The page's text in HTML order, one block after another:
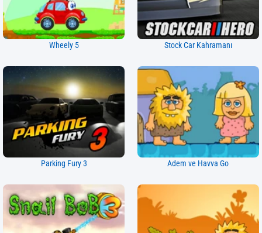
Wheely 5 Stock Car Kahramanı
Parking Fury 3 Adem ve Havva Go